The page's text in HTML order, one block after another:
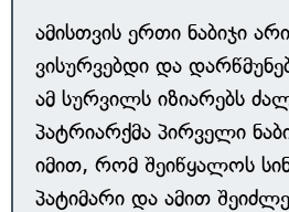
ამისთვის ერთი ნაბიჯი
ვისურვებდი და
ამ სურვილს იზიარებს
პატრიარქმა პირველი
იმით, რომ შეიწყალოს
პატიმარი და ამით